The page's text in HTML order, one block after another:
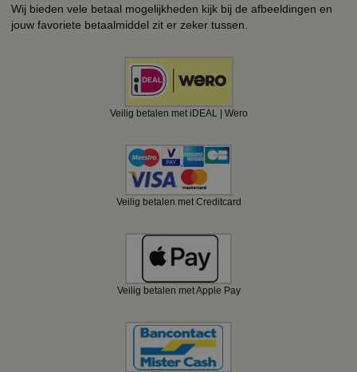
Wij bieden vele betaal mogelijkheden kijk bij de afbeeldingen en
jouw favoriete betaalmiddel zit er zeker tussen.
Veilig betalen met iDEAL | Wero
Veilig betalen met Creditcard
Veilig betalen met Apple Pay